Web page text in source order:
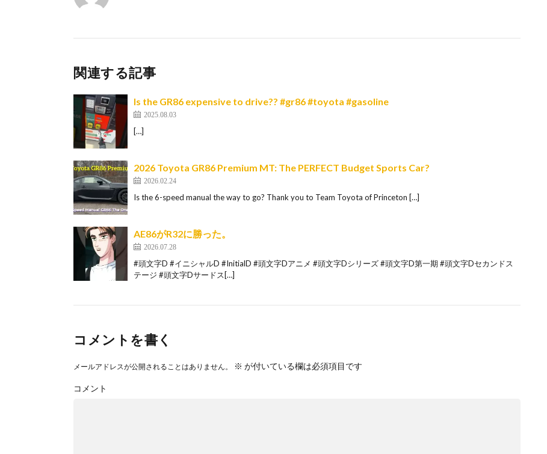
関連する記事
Is the GR86 expensive to drive?? #gr86 #toyota #gasoline
2025.08.03
[…]
2026 Toyota GR86 Premium MT: The PERFECT Budget Sports Car?
2026.02.24
Is the 6-speed manual the way to go? Thank you to Team Toyota of Princeton […]
AE86がR32に勝った。
2026.07.28
#頭文字D #イニシャルD #InitialD #頭文字Dアニメ #頭文字Dシリーズ #頭文字D第一期 #頭文字Dセカンドス
テージ #頭文字Dサードス[…]
コメントを書く
メールアドレスが公開されることはありません。 ※ が付いている欄は必須項目です
コメント